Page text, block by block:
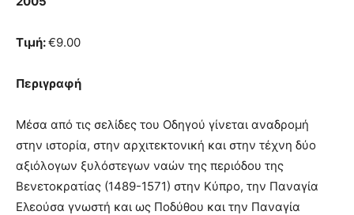
Τιμή:€9.00
Περιγραφή
Μέσα από τις σελίδες του Οδηγού γίνεται αναδρομή
στην ιστορία, στην αρχιτεκτονική και στην τέχνη δύο
αξιόλογων ξυλόστεγων ναών της περιόδου της
Bενετοκρατίας (1489-1571) στην Kύπρο, την Παναγία
Eλεούσα γνωστή και ως Ποδύθου και την Παναγία